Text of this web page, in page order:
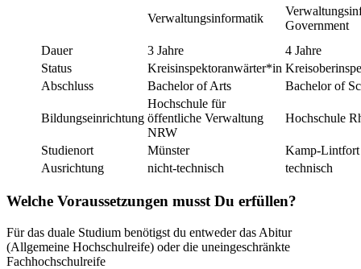
Verwaltungsinformatik
Government
Dauer
3 Jahre
4 Jahre
Status
Kreisinspektoranwärter*in
Abschluss
Bachelor of Arts Bachelor of
Bildungseinrichtung
Hochschule für
öffentliche Verwaltung
NRW
Hochschule
Studienort Münster
Kamp-Lintfort
Ausrichtung
nicht-technisch technisch
Welche Voraussetzungen musst Du erfüllen?
Für das duale Studium benötigst du entweder das Abitur
(Allgemeine Hochschulreife) oder die uneingeschränkte
Fachhochschulreife